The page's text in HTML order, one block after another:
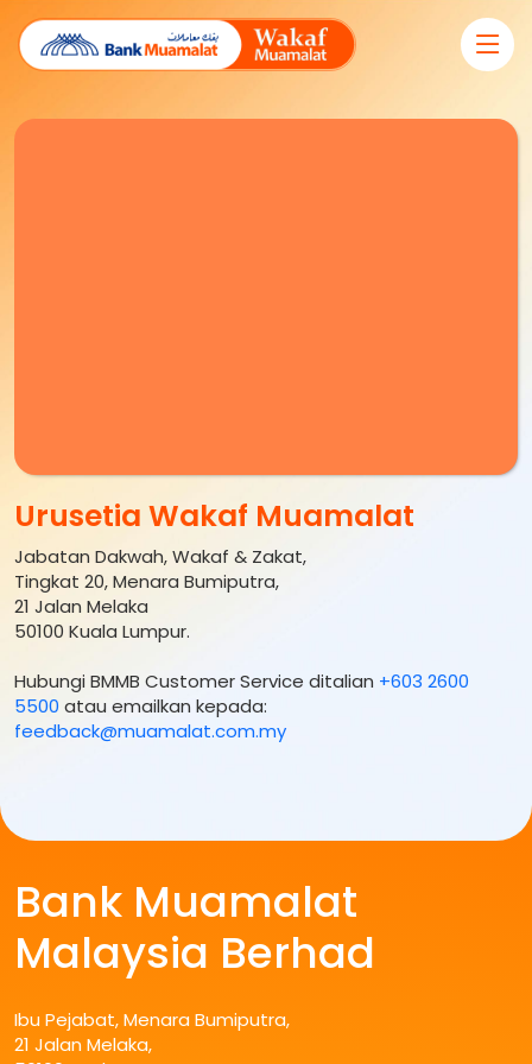
to
the
Urusetia Wakaf Muamalat
Jabatan Dakwah, Wakaf & Zakat,
Tingkat 20, Menara Bumiputra,
21 Jalan Melaka
50100 Kuala Lumpur.
Hubungi BMMB Customer Service ditalian +603 2600
5500 atau emailkan kepada:
feedback@muamalat.com.my
Bank Muamalat
Malaysia Berhad
Ibu Pejabat, Menara Bumiputra,
21 Jalan Melaka,